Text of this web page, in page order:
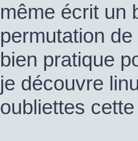
même écrit un
permutation
bien pratique
je découvre
oubliettes